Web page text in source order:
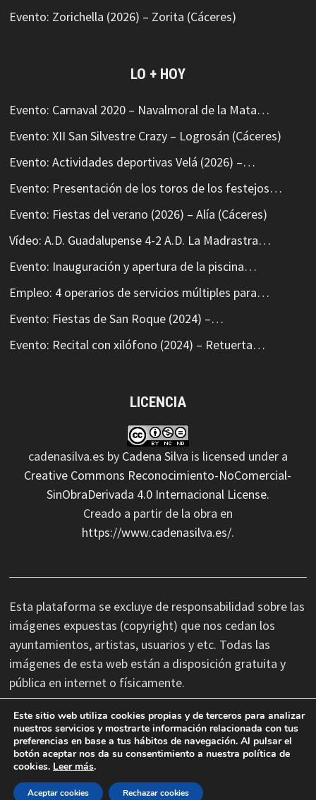
Evento: Zorichella (2026) – Zorita (Cáceres)
LO + HOY
Evento: Carnaval 2020 – Navalmoral de la Mata…
Evento: XII San Silvestre Crazy – Logrosán (Cáceres)
Evento: Actividades deportivas Velá (2026) –…
Evento: Presentación de los toros de los festejos…
Evento: Fiestas del verano (2026) – Alía (Cáceres)
Vídeo: A.D. Guadalupense 4-2 A.D. La Madrastra…
Evento: Inauguración y apertura de la piscina…
Empleo: 4 operarios de servicios múltiples para…
Evento: Fiestas de San Roque (2024) –…
Evento: Recital con xilófono (2024) – Retuerta…
LICENCIA
cadenasilva.es by Cadena Silva is licensed under a
Creative Commons Reconocimiento-NoComercial-
SinObraDerivada 4.0 Internacional License.
Creado a partir de la obra en
https://www.cadenasilva.es/.
Esta plataforma se excluye de responsabilidad sobre las
imágenes expuestas (copyright) que nos cedan los
ayuntamientos, artistas, usuarios y etc. Todas las
imágenes de esta web están a disposición gratuita y
pública en internet o físicamente.
No nos hacemos responsables de las erratas
tipográficas, así como cambios de última hora que se
produzcan en la información facilitada por terceros.
Este sitio web utiliza cookies propias y de terceros para analizar
nuestros servicios y mostrarte información relacionada con tus
preferencias en base a tus hábitos de navegación. Al pulsar el
botón aceptar nos da su consentimiento a nuestra política de
cookies. Leer más.
Aceptar cookies Rechazar cookies